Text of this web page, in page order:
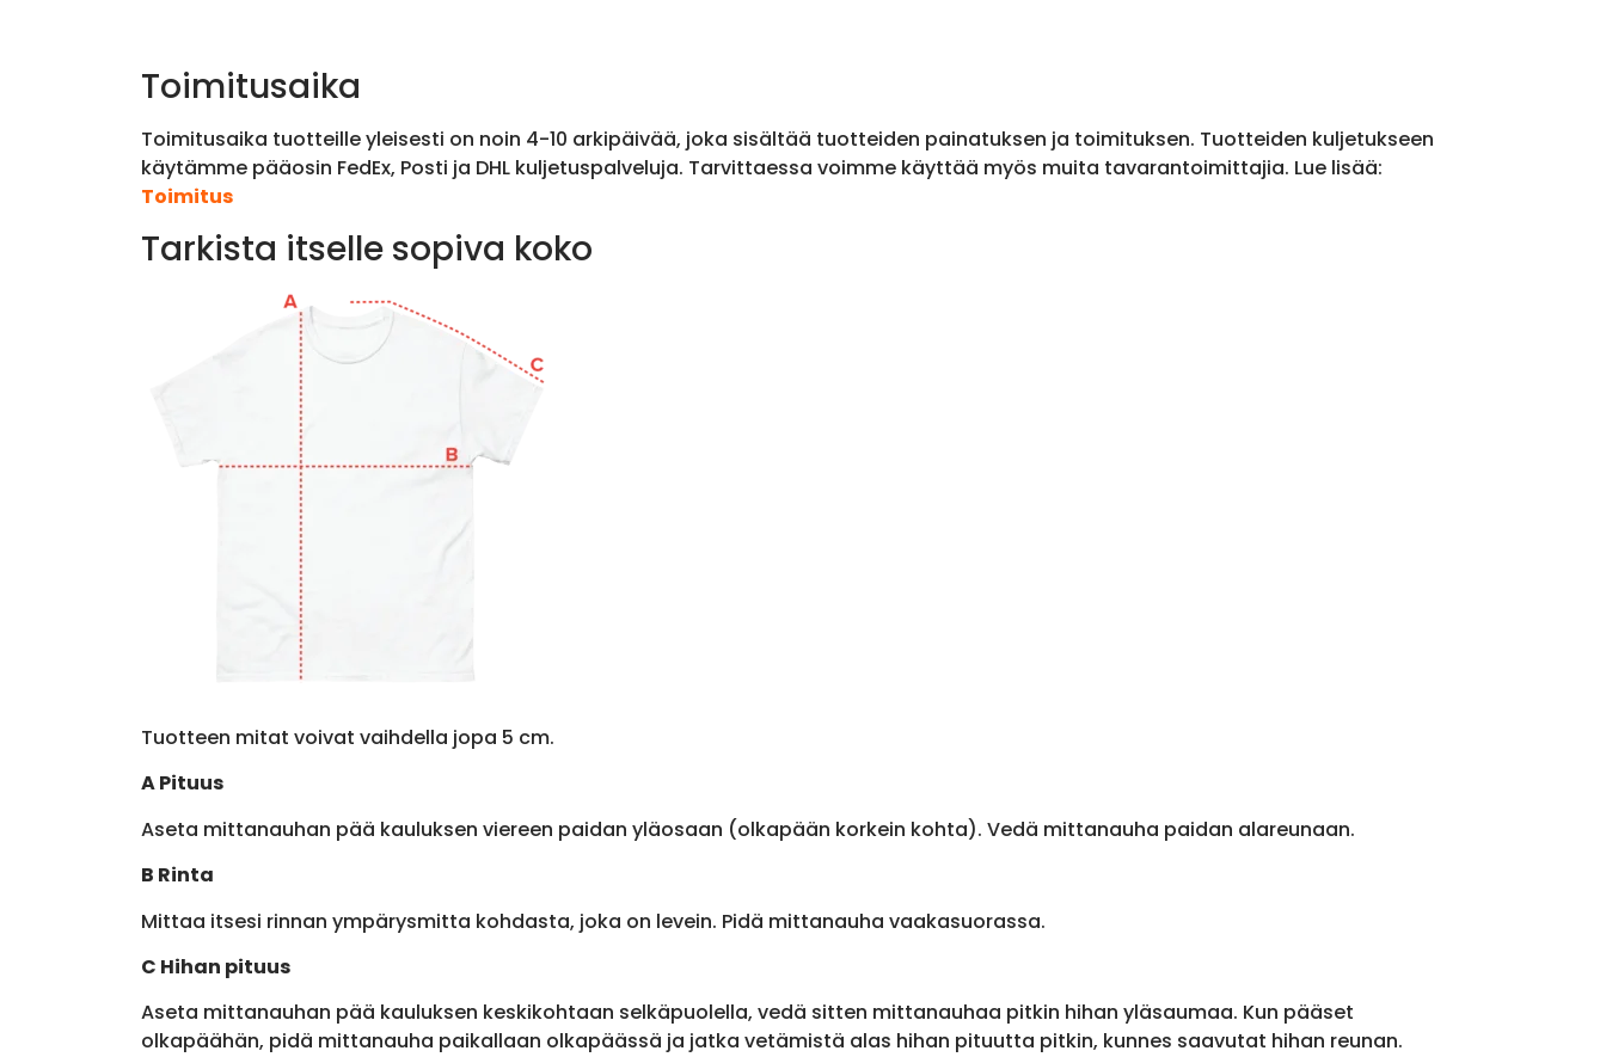
Toimitusaika
Toimitusaika tuotteille yleisesti on noin 4-10 arkipäivää, joka sisältää tuotteiden painatuksen ja toimituksen. Tuotteiden kuljetukseen
käytämme pääosin FedEx, Posti ja DHL kuljetuspalveluja. Tarvittaessa voimme käyttää myös muita tavarantoimittajia. Lue lisää:
Toimitus
Tarkista itselle sopiva koko
Tuotteen mitat voivat vaihdella jopa 5 cm.
A Pituus
Aseta mittanauhan pää kauluksen viereen paidan yläosaan (olkapään korkein kohta). Vedä mittanauha paidan alareunaan.
B Rinta
Mittaa itsesi rinnan ympärysmitta kohdasta, joka on levein. Pidä mittanauha vaakasuorassa.
C Hihan pituus
Aseta mittanauhan pää kauluksen keskikohtaan selkäpuolella, vedä sitten mittanauhaa pitkin hihan yläsaumaa. Kun pääset
olkapäähän, pidä mittanauha paikallaan olkapäässä ja jatka vetämistä alas hihan pituutta pitkin, kunnes saavutat hihan reunan.